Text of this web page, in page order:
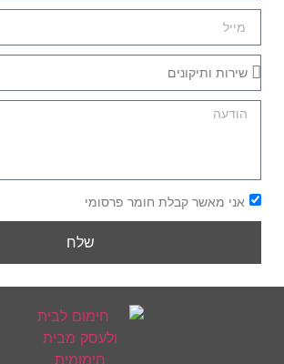
אני מאשר קבלת חומר פרסומי
שלח